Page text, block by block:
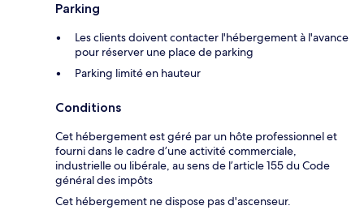
Parking
Les clients doivent contacter l'hébergement à l'avance
pour réserver une place de parking
Parking limité en hauteur
Conditions
Cet hébergement est géré par un hôte professionnel et
fourni dans le cadre d’une activité commerciale,
industrielle ou libérale, au sens de l’article 155 du Code
général des impôts
Cet hébergement ne dispose pas d'ascenseur.